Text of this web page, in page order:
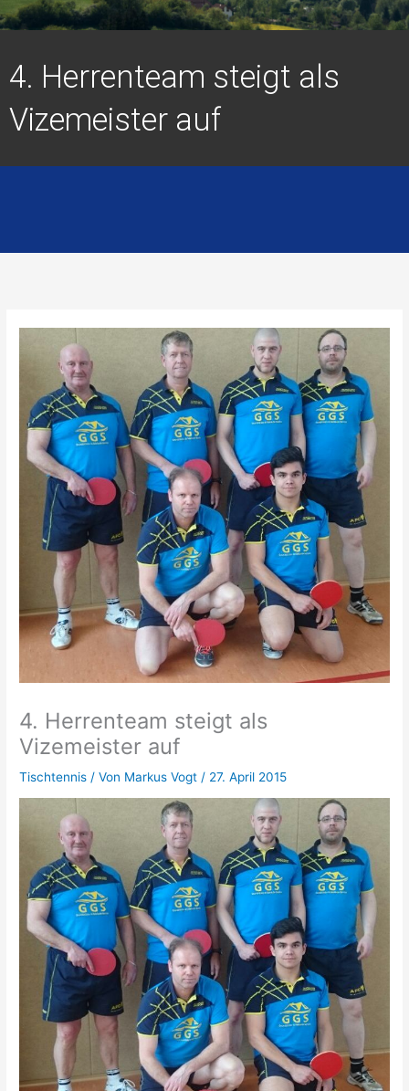
4. Herrenteam steigt als
Vizemeister auf
4. Herrenteam steigt als
Vizemeister auf
Tischtennis / Von Markus Vogt / 27. April 2015